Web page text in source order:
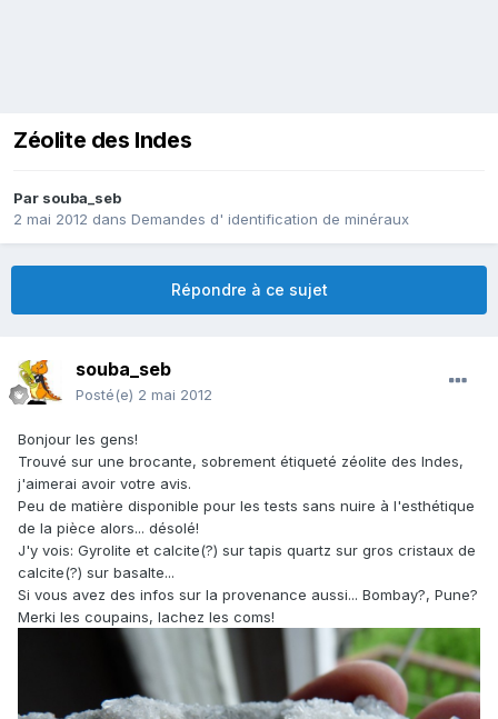
Zéolite des Indes
Par souba_seb
2 mai 2012 dans Demandes d' identification de minéraux
Répondre à ce sujet
souba_seb
Posté(e) 2 mai 2012
Bonjour les gens!
Trouvé sur une brocante, sobrement étiqueté zéolite des Indes,
j'aimerai avoir votre avis.
Peu de matière disponible pour les tests sans nuire à l'esthétique
de la pièce alors... désolé!
J'y vois: Gyrolite et calcite(?) sur tapis quartz sur gros cristaux de
calcite(?) sur basalte...
Si vous avez des infos sur la provenance aussi... Bombay?, Pune?
Merki les coupains, lachez les coms!